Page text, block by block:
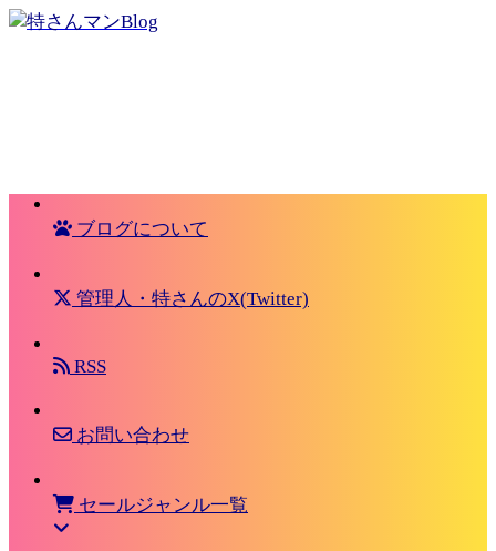
ブログについて
管理人・特さんのX(Twitter)
RSS
お問い合わせ
セールジャンル一覧